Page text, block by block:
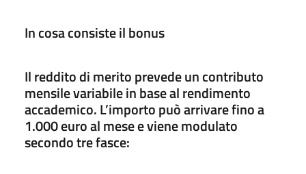
In cosa consiste il bonus
Il reddito di merito prevede un contributo
mensile variabile in base al rendimento
accademico. L’importo può arrivare fino a
1.000 euro al mese e viene modulato
secondo tre fasce: